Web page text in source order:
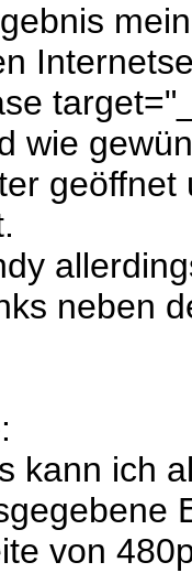
wie
neben
kann ich
von